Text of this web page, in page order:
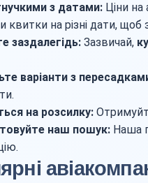
з датами: Ціни на
квитки на різні дати, щоб
заздалегідь: Зазвичай,
варіанти з
на розсилку:
наш пошук: Наша